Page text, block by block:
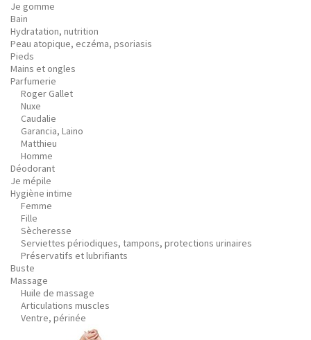
Je gomme
Bain
Hydratation, nutrition
Peau atopique, eczéma, psoriasis
Pieds
Mains et ongles
Parfumerie
Roger Gallet
Nuxe
Caudalie
Garancia, Laino
Matthieu
Homme
Déodorant
Je mépile
Hygiène intime
Femme
Fille
Sècheresse
Serviettes périodiques, tampons, protections urinaires
Préservatifs et lubrifiants
Buste
Massage
Huile de massage
Articulations muscles
Ventre, périnée